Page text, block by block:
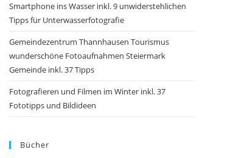
Smartphone ins Wasser inkl. 9 unwiderstehlichen
Tipps für Unterwasserfotografie
Gemeindezentrum Thannhausen Tourismus
wunderschöne Fotoaufnahmen Steiermark
Gemeinde inkl. 37 Tipps
Fotografieren und Filmen im Winter inkl. 37
Fototipps und Bildideen
Bücher